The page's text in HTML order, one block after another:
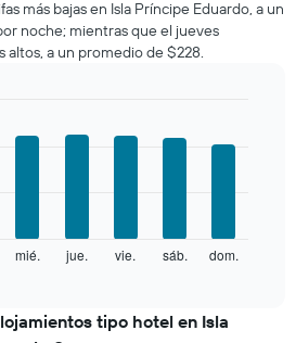
más bajas en Isla Príncipe Eduardo, a un
noche; mientras que el jueves
altos, a un promedio de $228.
mié. jue. vie. sáb. dom.
tipo hotel en Isla